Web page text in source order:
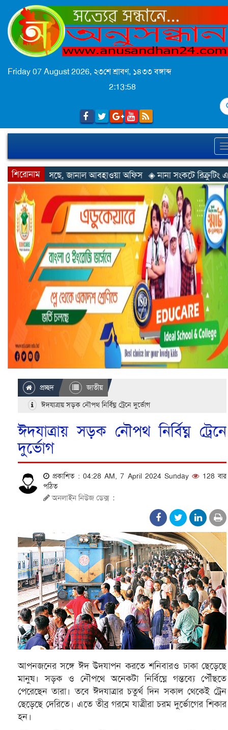
Friday 07 August 2026, ২৩শে শ্রাবণ, ১৪৩৩ বঙ্গাব্দ
2:14:00
শিরোনাম
আবহাওয়া অফিস ◈ নানা সংকটে রিক্রুটিং এজেন্সি, হুমকির মুখে শ্রম
প্রচ্ছদ
জাতীয়
ঈদযাত্রায় সড়ক নৌপথ নির্বিঘ্ন ট্রেনে দুর্ভোগ
ঈদযাত্রায় সড়ক নৌপথ নির্বিঘ্ন ট্রেনে
দুর্ভোগ
প্রকাশিত : 04:28 AM, 7 April 2024 Sunday
128 বার
পঠিত
অনলাইন নিউজ ডেক্স :
আপনজনের সঙ্গে ঈদ উদযাপন করতে শনিবারও ঢাকা ছেড়েছে
মানুষ। সড়ক ও নৌপথে অনেকটা নির্বিঘ্নে গন্তব্যে পৌঁছতে
পেরেছেন তারা। তবে ঈদযাত্রার চতুর্থ দিন সকাল থেকেই ট্রেন
ছেড়েছে দেরিতে। এতে তীব্র গরমে যাত্রীরা চরম দুর্ভোগের শিকার
হন।